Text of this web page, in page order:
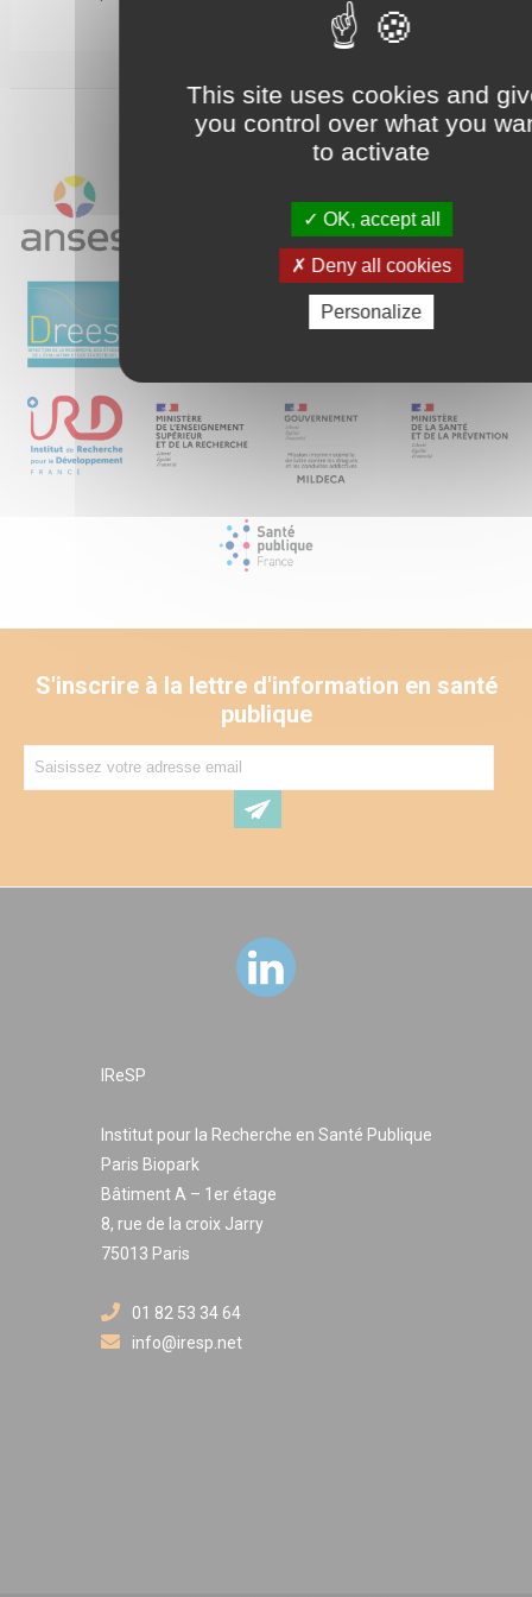
> Lire la suite
LES MEMBRES DE L'IRESP
S'inscrire à la lettre d'information en santé
publique
IReSP
Institut pour la Recherche en Santé Publique
Paris Biopark
Bâtiment A – 1er étage
8, rue de la croix Jarry
75013 Paris
01 82 53 34 64
info@iresp.net
This site uses cookies and
you control over what you
to activate
OK, accept all
Deny all cookies
Personalize